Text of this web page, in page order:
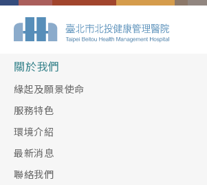
Index.php
關於我們
緣起及願景使命
服務特色
環境介紹
最新消息
聯絡我們